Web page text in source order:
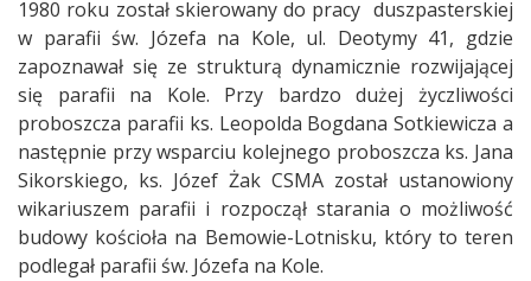
1980 roku został skierowany do pracy duszpasterskiej
w parafii św. Józefa na Kole, ul. Deotymy 41, gdzie
zapoznawał się ze strukturą dynamicznie rozwijającej
się parafii na Kole. Przy bardzo dużej życzliwości
proboszcza parafii ks. Leopolda Bogdana Sotkiewicza a
następnie przy wsparciu kolejnego proboszcza ks. Jana
Sikorskiego, ks. Józef Żak CSMA został ustanowiony
wikariuszem parafii i rozpoczął starania o możliwość
budowy kościoła na Bemowie-Lotnisku, który to teren
podlegał parafii św. Józefa na Kole.